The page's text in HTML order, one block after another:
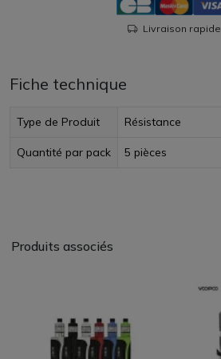
Livraison rapide
Fiche technique
Type de Produit Résistance
Quantité par pack 5 pièces
Produits associés